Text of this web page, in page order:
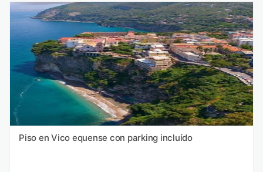
Piso en Vico equense con parking incluído